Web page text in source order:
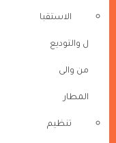
الاستقبا
ل والتوديع
من والى
المطار
تنظيم